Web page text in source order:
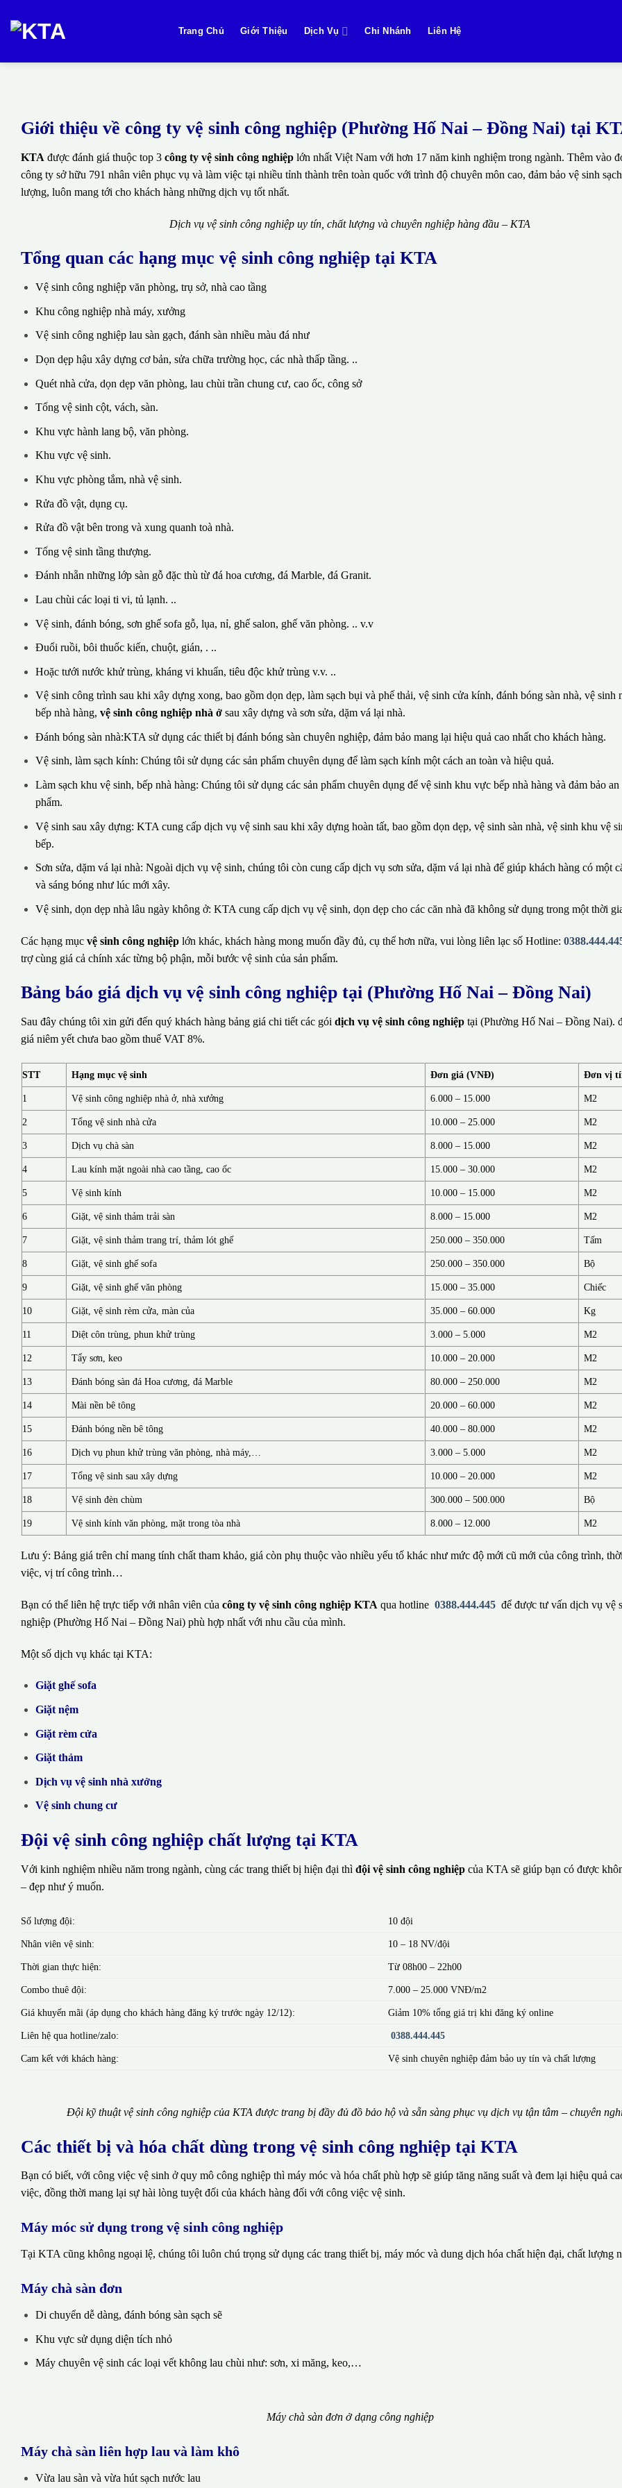
qua
dung
Trang Chủ Giới Thiệu Dịch Vụ Chi Nhánh Liên Hệ
Giới thiệu về công ty vệ sinh công nghiệp (Phường Hố Nai – Đồng Nai) tại
KTA được đánh giá thuộc top 3 công ty vệ sinh công nghiệp lớn nhất Việt Nam với hơn 17 năm kinh nghiệm trong ngành. Thêm vào
công ty sở hữu 791 nhân viên phục vụ và làm việc tại nhiều tỉnh thành trên toàn quốc với trình độ chuyên môn cao, đảm bảo vệ sinh
lượng, luôn mang tới cho khách hàng những dịch vụ tốt nhất.
Dịch vụ vệ sinh công nghiệp uy tín, chất lượng và chuyên nghiệp hàng đầu – KTA
Tổng quan các hạng mục vệ sinh công nghiệp tại KTA
Vệ sinh công nghiệp văn phòng, trụ sở, nhà cao tầng
Khu công nghiệp nhà máy, xưởng
Vệ sinh công nghiệp lau sàn gạch, đánh sàn nhiều màu đá như
Dọn dẹp hậu xây dựng cơ bản, sửa chữa trường học, các nhà thấp tầng. ..
Quét nhà cửa, dọn dẹp văn phòng, lau chùi trần chung cư, cao ốc, công sở
Tổng vệ sinh cột, vách, sàn.
Khu vực hành lang bộ, văn phòng.
Khu vực vệ sinh.
Khu vực phòng tắm, nhà vệ sinh.
Rửa đồ vật, dụng cụ.
Rửa đồ vật bên trong và xung quanh toà nhà.
Tổng vệ sinh tầng thượng.
Đánh nhẵn những lớp sàn gỗ đặc thù từ đá hoa cương, đá Marble, đá Granit.
Lau chùi các loại ti vi, tủ lạnh. ..
Vệ sinh, đánh bóng, sơn ghế sofa gỗ, lụa, nỉ, ghế salon, ghế văn phòng. .. v.v
Đuổi ruồi, bôi thuốc kiến, chuột, gián, . ..
Hoặc tưới nước khử trùng, kháng vi khuẩn, tiêu độc khử trùng v.v. ..
Vệ sinh công trình sau khi xây dựng xong, bao gồm dọn dẹp, làm sạch bụi và phế thải, vệ sinh cửa kính, đánh bóng sàn nhà, vệ sinh
bếp nhà hàng, vệ sinh công nghiệp nhà ởsau xây dựng và sơn sửa, dặm vá lại nhà.
Đánh bóng sàn nhà:KTA sử dụng các thiết bị đánh bóng sàn chuyên nghiệp, đảm bảo mang lại hiệu quả cao nhất cho khách hàng.
Vệ sinh, làm sạch kính: Chúng tôi sử dụng các sản phẩm chuyên dụng để làm sạch kính một cách an toàn và hiệu quả.
Làm sạch khu vệ sinh, bếp nhà hàng: Chúng tôi sử dụng các sản phẩm chuyên dụng để vệ sinh khu vực bếp nhà hàng và đảm bảo
phẩm.
Vệ sinh sau xây dựng: KTA cung cấp dịch vụ vệ sinh sau khi xây dựng hoàn tất, bao gồm dọn dẹp, vệ sinh sàn nhà, vệ sinh khu vệ
bếp.
Sơn sửa, dặm vá lại nhà: Ngoài dịch vụ vệ sinh, chúng tôi còn cung cấp dịch vụ sơn sửa, dặm vá lại nhà để giúp khách hàng có một
và sáng bóng như lúc mới xây.
Vệ sinh, dọn dẹp nhà lâu ngày không ở: KTA cung cấp dịch vụ vệ sinh, dọn dẹp cho các căn nhà đã không sử dụng trong một thời
Các hạng mục vệ sinh công nghiệp lớn khác, khách hàng mong muốn đầy đủ, cụ thể hơn nữa, vui lòng liên lạc số Hotline:
trợ cùng giá cả chính xác từng bộ phận, mỗi bước vệ sinh của sản phẩm.
Bảng báo giá dịch vụ vệ sinh công nghiệp tại (Phường Hố Nai – Đồng Nai)
Sau đây chúng tôi xin gửi đến quý khách hàng bảng giá chi tiết các gói dịch vụ vệ sinh công nghiệp tại (Phường Hố Nai – Đồng Nai).
giá niêm yết chưa bao gồm thuế VAT 8%.
STT Hạng mục vệ sinh Đơn giá (VNĐ) Đơn vị
1 Vệ sinh công nghiệp nhà ở, nhà xưởng 6.000 – 15.000 M2
2 Tổng vệ sinh nhà cửa 10.000 – 25.000 M2
3 Dịch vụ chà sàn 8.000 – 15.000 M2
4 Lau kính mặt ngoài nhà cao tầng, cao ốc 15.000 – 30.000 M2
5 Vệ sinh kính 10.000 – 15.000 M2
6 Giặt, vệ sinh thảm trải sàn 8.000 – 15.000 M2
7 Giặt, vệ sinh thảm trang trí, thảm lót ghế 250.000 – 350.000 Tấm
8 Giặt, vệ sinh ghế sofa 250.000 – 350.000 Bộ
9 Giặt, vệ sinh ghế văn phòng 15.000 – 35.000 Chiếc
10 Giặt, vệ sinh rèm cửa, màn của 35.000 – 60.000 Kg
11 Diệt côn trùng, phun khử trùng 3.000 – 5.000 M2
12 Tẩy sơn, keo 10.000 – 20.000 M2
13 Đánh bóng sàn đá Hoa cương, đá Marble 80.000 – 250.000 M2
14 Mài nền bê tông 20.000 – 60.000 M2
15 Đánh bóng nền bê tông 40.000 – 80.000 M2
16 Dịch vụ phun khử trùng văn phòng, nhà máy,… 3.000 – 5.000 M2
17 Tổng vệ sinh sau xây dựng 10.000 – 20.000 M2
18 Vệ sinh đèn chùm 300.000 – 500.000 Bộ
19 Vệ sinh kính văn phòng, mặt trong tòa nhà 8.000 – 12.000 M2
Lưu ý: Bảng giá trên chỉ mang tính chất tham khảo, giá còn phụ thuộc vào nhiều yếu tố khác như mức độ mới cũ mới của công trình,
việc, vị trí công trình…
Bạn có thể liên hệ trực tiếp với nhân viên của công ty vệ sinh công nghiệp KTA qua hotline 0388.444.445 để được tư vấn dịch vụ vệ
nghiệp (Phường Hố Nai – Đồng Nai) phù hợp nhất với nhu cầu của mình.
Một số dịch vụ khác tại KTA:
Giặt ghế sofa
Giặt nệm
Giặt rèm cửa
Giặt thảm
Dịch vụ vệ sinh nhà xưởng
Vệ sinh chung cư
Đội vệ sinh công nghiệp chất lượng tại KTA
Với kinh nghiệm nhiều năm trong ngành, cùng các trang thiết bị hiện đại thì đội vệ sinh công nghiệp của KTA sẽ giúp bạn có được
– đẹp như ý muốn.
Số lượng đội: 10 đội
Nhân viên vệ sinh: 10 – 18 NV/đội
Thời gian thực hiện: Từ 08h00 – 22h00
Combo thuê đội: 7.000 – 25.000 VNĐ/m2
Giá khuyến mãi (áp dụng cho khách hàng đăng ký trước ngày 12/12): Giảm 10% tổng giá trị khi đăng ký online
Liên hệ qua hotline/zalo: 0388.444.445
Cam kết với khách hàng: Vệ sinh chuyên nghiệp đảm bảo uy tín và chất lượng
Đội kỹ thuật vệ sinh công nghiệp của KTA được trang bị đầy đủ đồ bảo hộ và sẵn sàng phục vụ dịch vụ tận tâm – chuyên
Các thiết bị và hóa chất dùng trong vệ sinh công nghiệp tại KTA
Bạn có biết, với công việc vệ sinh ở quy mô công nghiệp thì máy móc và hóa chất phù hợp sẽ giúp tăng năng suất và đem lại hiệu quả
việc, đồng thời mang lại sự hài lòng tuyệt đối của khách hàng đối với công việc vệ sinh.
Máy móc sử dụng trong vệ sinh công nghiệp
Tại KTA cũng không ngoại lệ, chúng tôi luôn chú trọng sử dụng các trang thiết bị, máy móc và dung dịch hóa chất hiện đại, chất lượng
Máy chà sàn đơn
Di chuyển dễ dàng, đánh bóng sàn sạch sẽ
Khu vực sử dụng diện tích nhỏ
Máy chuyên vệ sinh các loại vết không lau chùi như: sơn, xi măng, keo,…
Máy chà sàn đơn ở dạng công nghiệp
Máy chà sàn liên hợp lau và làm khô
Vừa lau sàn và vừa hút sạch nước lau